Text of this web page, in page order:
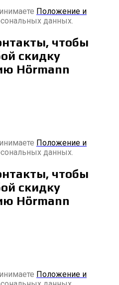
Положение и
данных.
чтобы
скидку
Hörmann
Положение и
данных.
чтобы
скидку
Hörmann
Положение и